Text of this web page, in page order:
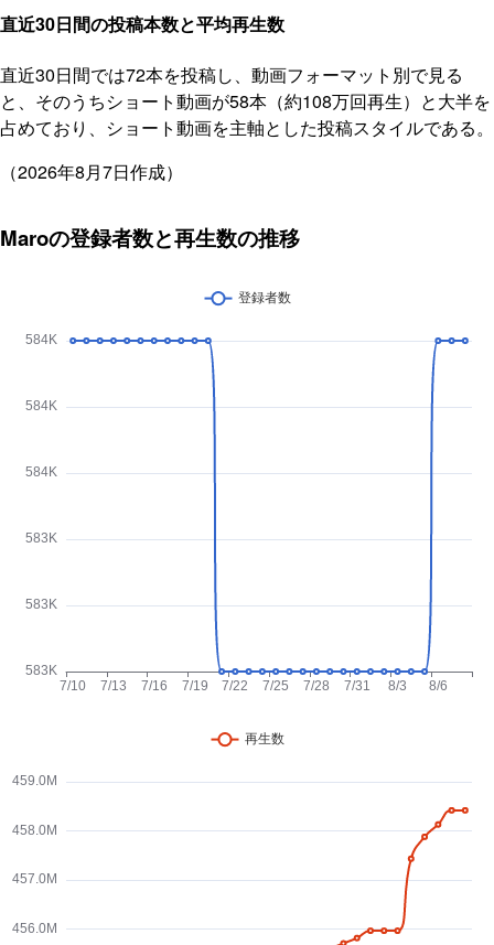
直近30日間の投稿本数と平均再生数
直近30日間では72本を投稿し、動画フォーマット別で見る
と、そのうちショート動画が58本（約108万回再生）と大半を
占めており、ショート動画を主軸とした投稿スタイルである。
（2026年8月7日作成）
Maroの登録者数と再生数の推移